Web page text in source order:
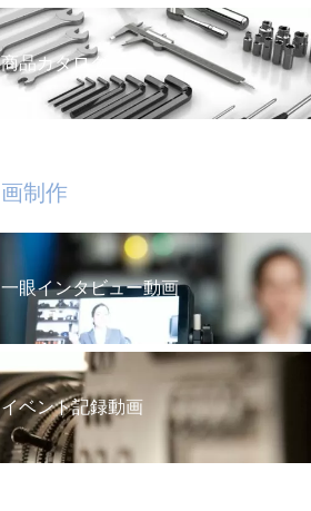
商品カタログ
制作
一眼インタビュー動画
イベント記録動画